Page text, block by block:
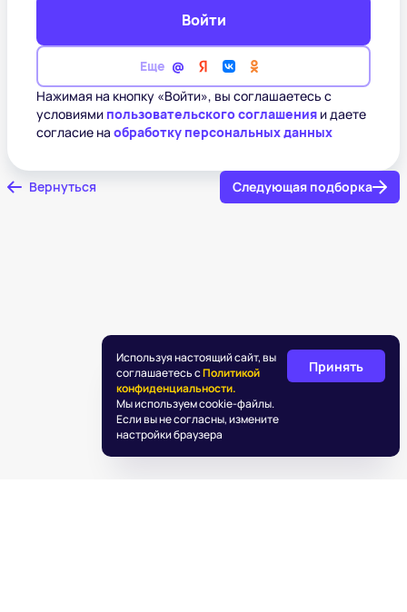
Войти
Еще
Нажимая на кнопку «Войти», вы соглашаетесь с
условиями пользовательского соглашения и даете
согласие на обработку персональных данных
Вернуться Следующая подборка
Используя настоящий сайт, вы
соглашаетесь сПолитикой
конфиденциальности.
Мы используем cookie-файлы.
Если вы не согласны, измените
настройки браузера
Принять